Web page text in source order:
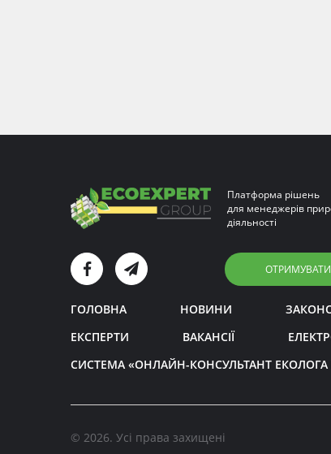
Платформа рішень
для менеджерів
діяльності
ГОЛОВНА НОВИНИ
ЕКСПЕРТИ
ВАКАНСІЇ
СИСТЕМА «ОНЛАЙН-КОНСУЛЬТАНТ ЕКОЛОГА
© 2026. Усі права захищені